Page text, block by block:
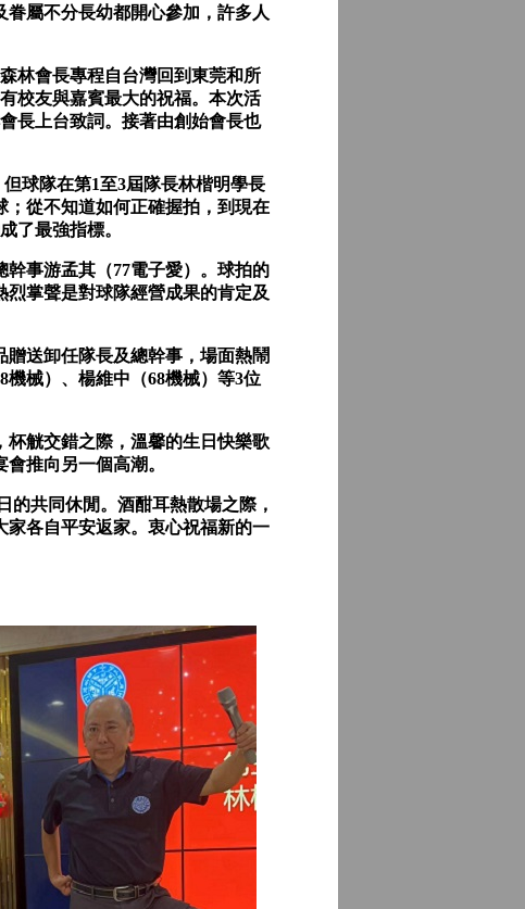
屬不分長幼都開心參加，許多人
林會長專程自台灣回到東莞和所
校友與嘉賓最大的祝福。本次活
長上台致詞。接著由創始會長也
球隊在第1至3屆隊長林楷明學長
；從不知道如何正確握拍，到現在
了最強指標。
事游孟其（77電子愛）。球拍的
掌聲是對球隊經營成果的肯定及
送卸任隊長及總幹事，場面熱鬧
械）、楊維中（68機械）等3位
觥交錯之際，溫馨的生日快樂歌
推向另一個高潮。
共同休閒。酒酣耳熱散場之際，
家各自平安返家。衷心祝福新的一